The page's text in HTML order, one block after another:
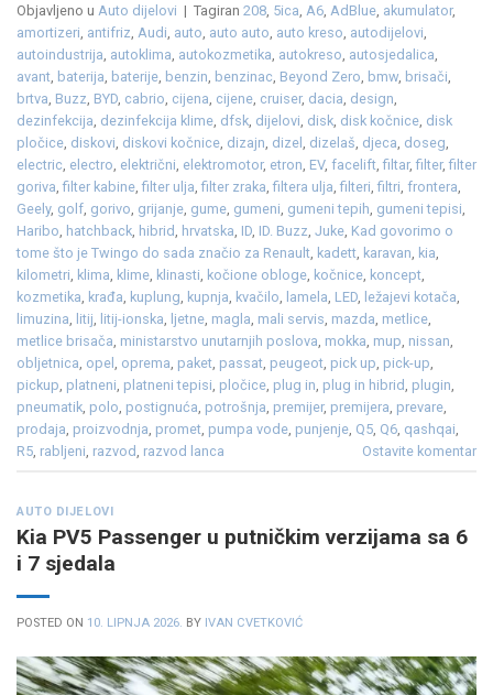
Objavljeno u Auto dijelovi | Tagiran 208 5ica A6 AdBlue akumulator,
amortizeri antifriz Audi auto auto auto auto kreso autodijelovi
autoindustrija autoklima autokozmetika autokreso autosjedalica
avant baterija baterije benzin benzinac Beyond Zero bmw brisači
brtva Buzz BYD cabrio cijena cijene cruiser, dacia design
dezinfekcija dezinfekcija klime dfsk dijelovi disk disk kočnice disk
pločice diskovi diskovi kočnice dizajn dizel dizelaš djeca doseg
electric electro električni elektromotor, etron EV, facelift ,filtar,filter,filter
goriva ,filter kabine ,filter ulja ,filter zraka ,filtera ulja ,filteri ,filtri frontera
Geely, golf gorivo grijanje gume gumeni gumeni tepih gumeni tepisi
Haribo hatchback hibrid hrvatska ID ID. Buzz Juke Kad govorimo o
tome što je Twingo do sada značio za Renault kadett karavan kia
kilometri klima klime klinasti kočione obloge kočnice koncept
kozmetika krađa kuplung kupnja kvačilo lamela LED ležajevi kotača
limuzina litij litij-ionska ljetne magla mali servis mazda metlice
metlice brisača ministarstvo unutarnjih poslova mokka mup nissan
obljetnica opel oprema paket passat peugeot pick up pick-up
pickup platneni platneni tepisi pločice plug in plug in hibrid plugin
pneumatik polo postignuća potrošnja premijer, premijera prevare
prodaja proizvodnja promet pumpa vode punjenje Q5 Q6 qashqai
R5 rabljeni razvod razvod lanca Ostavite komentar
AUTO DIJELOVI
Kia PV5 Passenger u putničkim verzijama sa 6
i 7 sjedala
POSTED ON 10. LIPNJA 2026. BY IVAN CVETKOVIĆ